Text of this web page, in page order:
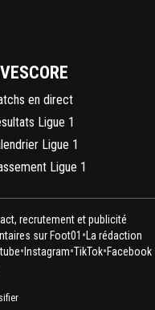
en direct
Ligue 1
Ligue 1
Ligue 1
recrutement et publicité
sur Foot01 • La rédaction
• Instagram•TikTok•Facebook